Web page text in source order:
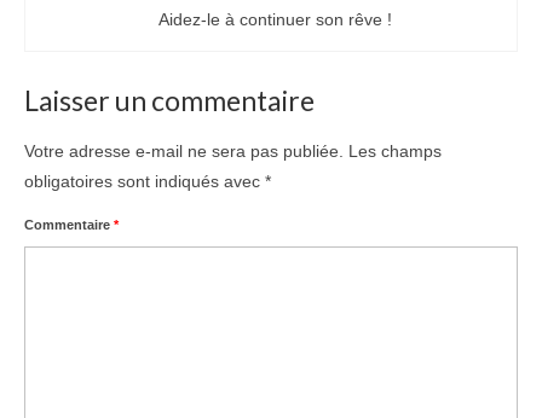
Aidez-le à continuer son rêve !
Laisser un commentaire
Votre adresse e-mail ne sera pas publiée.
Les champs
obligatoires sont indiqués avec *
Commentaire *